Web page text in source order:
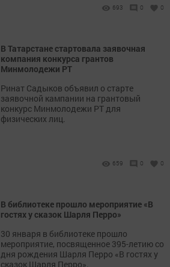
693 0 0
В Татарстане стартовала заявочная
компания конкурса грантов
Минмолодежи РТ
Ринат Садыков объявил о старте
заявочной кампании на грантовый
конкурс Минмолодежи РТ для
физических лиц.
659 0 0
В библиотеке прошло мероприятие «В
гостях у сказок Шарля Перро»
30 января в библиотеке прошло
мероприятие, посвященное 395-летию со
дня рождения Шарля Перро «В гостях у
сказок Шарля Перро».